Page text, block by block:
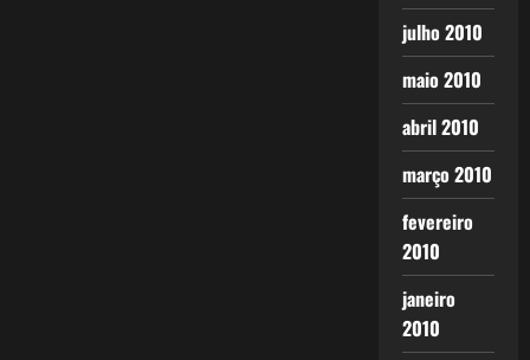
julho 2010
maio 2010
abril 2010
março 2010
fevereiro
2010
janeiro
2010